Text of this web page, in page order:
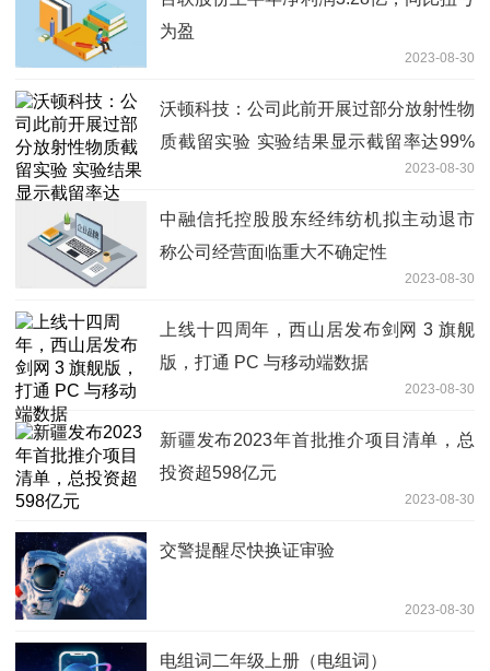
为盈
2023-08-30
沃顿科技：公司此前开展过部分放射性物
质截留实验 实验结果显示截留率达99%
2023-08-30
中融信托控股股东经纬纺机拟主动退市
称公司经营面临重大不确定性
2023-08-30
上线十四周年，西山居发布剑网 3 旗舰
版，打通 PC 与移动端数据
2023-08-30
新疆发布2023年首批推介项目清单，总
投资超598亿元
2023-08-30
交警提醒尽快换证审验
2023-08-30
电组词二年级上册（电组词）